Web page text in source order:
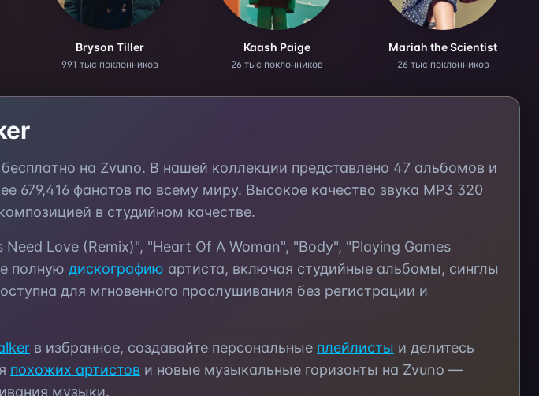
Bryson Tiller
991 тыс поклонников
Kaash Paige
26 тыс поклонников
Mariah the Scientist
26 тыс поклонников
на Zvuno. В нашей коллекции представлено 47 альбомов и
679,416 фанатов по всему миру. Высокое качество звука MP3 320
в студийном качестве.
Need Love (Remix)", "Heart Of A Woman", "Body", "Playing Games
полную дискографию артиста, включая студийные альбомы, синглы
для мгновенного прослушивания без регистрации и
в избранное, создавайте персональные плейлисты и делитесь
похожих артистов и новые музыкальные горизонты на Zvuno —
музыки.